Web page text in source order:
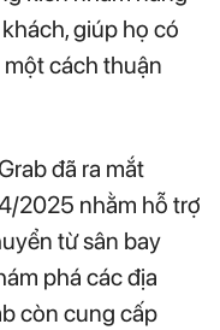
giúp họ có
cách thuận
đã ra mắt
2025 nhằm hỗ trợ
từ sân bay
phá các địa
còn cung cấp